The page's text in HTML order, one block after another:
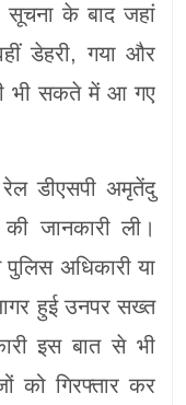
सूचना के बाद जहां
डेहरी, गया और
भी सकते में आ गए
डीएसपी अमृतेंदु
जानकारी ली।
पुलिस अधिकारी या
हुई उनपर सख्त
इस बात से भी
को गिरफ्तार कर